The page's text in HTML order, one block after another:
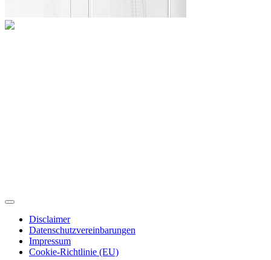
Disclaimer
Datenschutzvereinbarungen
Impressum
Cookie-Richtlinie (EU)